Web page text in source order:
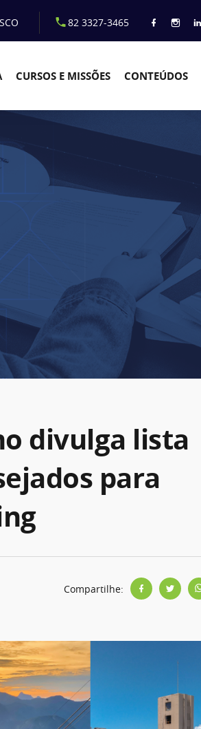
82 3327-3465
CURSOS E MISSÕES CONTEÚDOS
divulga lista
para
Compartilhe: